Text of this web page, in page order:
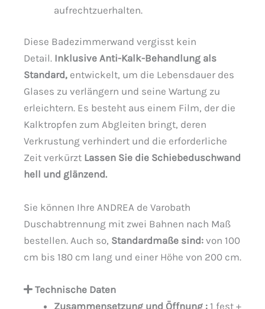
aufrechtzuerhalten.
Diese Badezimmerwand vergisst kein
Detail. Inklusive Anti-Kalk-Behandlung als
Standard, entwickelt, um die Lebensdauer des
Glases zu verlängern und seine Wartung zu
erleichtern. Es besteht aus einem Film, der die
Kalktropfen zum Abgleiten bringt, deren
Verkrustung verhindert und die erforderliche
Zeit verkürzt Lassen Sie die Schiebeduschwand
hell und glänzend.
Sie können Ihre ANDREA de Varobath
Duschabtrennung mit zwei Bahnen nach Maß
bestellen. Auch so, Standardmaße sind: von 100
cm bis 180 cm lang und einer Höhe von 200 cm.
Technische Daten
Zusammensetzung und Öffnung : 1 fest +